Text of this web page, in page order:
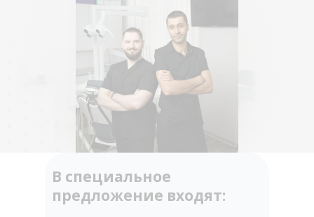
В специальное
предложение входят: